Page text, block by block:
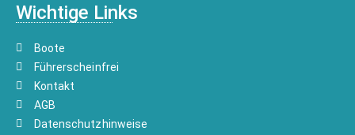
Wichtige Links
Boote
Führerscheinfrei
Kontakt
AGB
Datenschutzhinweise